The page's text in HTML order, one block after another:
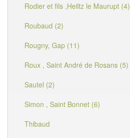
Rodier et fils ,Heiltz le Maurupt (4)
Roubaud (2)
Rougny, Gap (11)
Roux , Saint André de Rosans (5)
Sautel (2)
Simon , Saint Bonnet (6)
Thibaud